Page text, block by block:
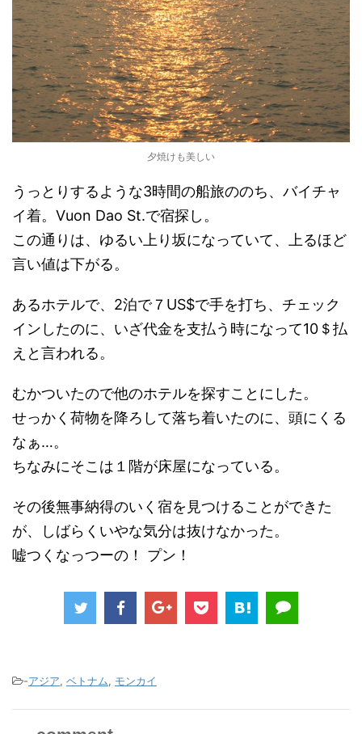
夕焼けも美しい
うっとりするような3時間の船旅ののち、バイチャ
イ着。Vuon Dao St.で宿探し。
この通りは、ゆるい上り坂になっていて、上るほど
言い値は下がる。
あるホテルで、2泊で７US$で手を打ち、チェック
インしたのに、いざ代金を支払う時になって10＄払
えと言われる。
むかついたので他のホテルを探すことにした。
せっかく荷物を降ろして落ち着いたのに、頭にくる
なぁ…。
ちなみにそこは１階が床屋になっている。
その後無事納得のいく宿を見つけることができた
が、しばらくいやな気分は抜けなかった。
嘘つくなっつーの！ プン！
-アジア, ベトナム, モンカイ